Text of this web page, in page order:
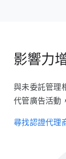
影響力
與未委託管理
代管廣告活動
尋找認證代理